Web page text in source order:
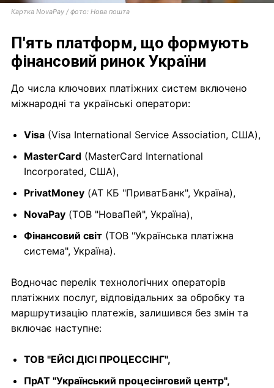
Картка NovaPay / фото: Нова пошта
П'ять платформ, що формують
фінансовий ринок України
До числа ключових платіжних систем включено
міжнародні та українські оператори:
Visa (Visa International Service Association, США),
MasterCard (MasterCard International
Incorporated, США),
PrivatMoney (АТ КБ "ПриватБанк", Україна),
NovaPay (ТОВ "НоваПей", Україна),
Фінансовий світ (ТОВ "Українська платіжна
система", Україна).
Водночас перелік технологічних операторів
платіжних послуг, відповідальних за обробку та
маршрутизацію платежів, залишився без змін та
включає наступне:
ТОВ "ЕЙСІ ДІСІ ПРОЦЕССІНГ",
ПрАТ "Український процесінговий центр",